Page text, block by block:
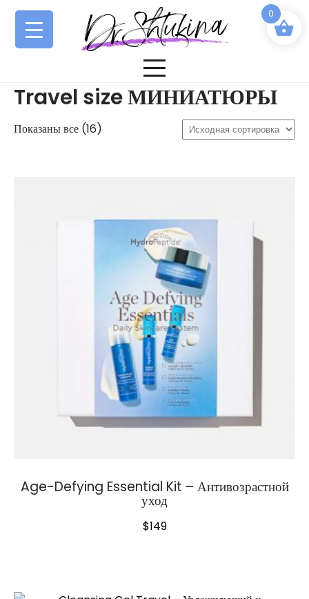
Перейти
содержимому
Travel size МИНИАТЮРЫ
Показаны все (16)
Age-Defying Essential Kit – Антивозрастной
уход
$149
0